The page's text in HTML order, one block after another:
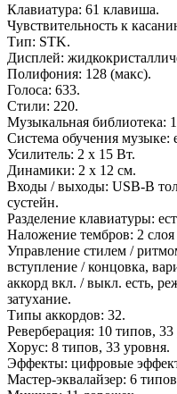
Клавиатура: 61 клавиша.
Чувствительность к
Тип: STK.
Дисплей:
Полифония: 128 (макс).
Голоса: 633.
Стили: 220.
Музыкальная библиотека:
Система обучения музыке:
Усилитель: 2 х 15 Вт.
Динамики: 2 х 12 см.
Входы / выходы: USB-B
сустейн.
Разделение клавиатуры:
Наложение тембров: 2
Управление стилем /
вступление / концовка,
аккорд вкл. / выкл. есть,
затухание.
Типы аккордов: 32.
Реверберация: 10 типов, 33
Хорус: 8 типов, 33 уровня.
Эффекты: цифровые
Мастер-эквалайзер: 6